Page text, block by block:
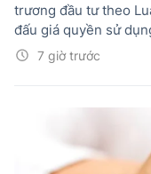
Doanh nghiệp dân
Khác7 giờ trước
trương đầu tư theo
đấu giá quyền sử